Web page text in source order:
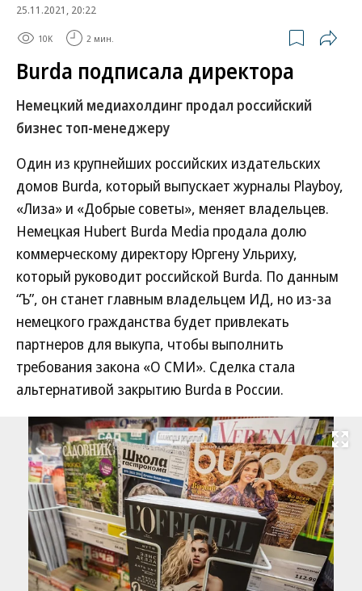
25.11.2021, 20:22
10K 2 мин.
Burda подписала директора
Немецкий медиахолдинг продал российский
бизнес топ-менеджеру
Один из крупнейших российских издательских
домов Burda, который выпускает журналы Playboy,
«Лиза» и «Добрые советы», меняет владельцев.
Немецкая Hubert Burda Media продала долю
коммерческому директору Юргену Ульриху,
который руководит российской Burda. По данным
“Ъ”, он станет главным владельцем ИД, но из-за
немецкого гражданства будет привлекать
партнеров для выкупа, чтобы выполнить
требования закона «О СМИ». Сделка стала
альтернативой закрытию Burda в России.
Развернуть